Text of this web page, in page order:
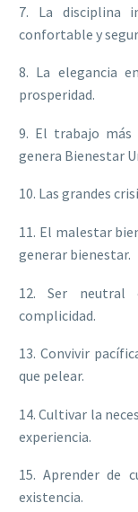
7. La disciplina
confortable y
8. La elegancia
prosperidad.
9. El trabajo más
genera Bienestar
10. Las grandes
11. El malestar
generar bienestar.
12. Ser neutral
complicidad.
13. Convivir
que pelear.
14. Cultivar la
experiencia.
15. Aprender de
existencia.